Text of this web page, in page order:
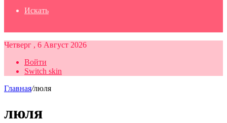
Искать
Четверг , 6 Август 2026
Войти
Switch skin
Главная/люля
люля